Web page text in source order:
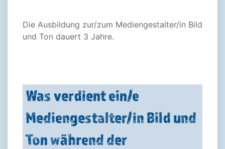
Die Ausbildung zur/zum Mediengestalter/in Bild
und Ton dauert 3 Jahre.
Was verdient ein/e
Mediengestalter/in Bild und
Ton während der